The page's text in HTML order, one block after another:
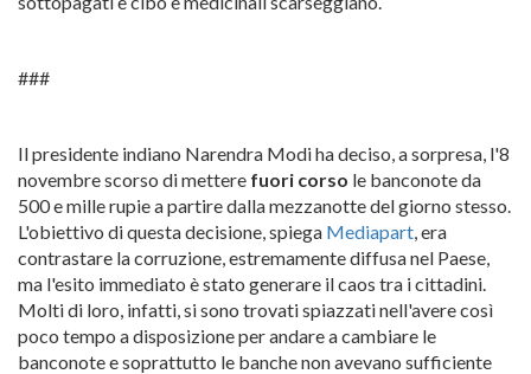
###
Il presidente indiano Narendra Modi ha deciso, a sorpresa, l'8
novembre scorso di mettere fuori corso le banconote da
500 e mille rupie a partire dalla mezzanotte del giorno stesso.
L'obiettivo di questa decisione, spiega Mediapart , era
contrastare la corruzione, estremamente diffusa nel Paese,
ma l'esito immediato è stato generare il caos tra i cittadini.
Molti di loro, infatti, si sono trovati spiazzati nell'avere così
poco tempo a disposizione per andare a cambiare le
banconote e soprattutto le banche non avevano sufficiente